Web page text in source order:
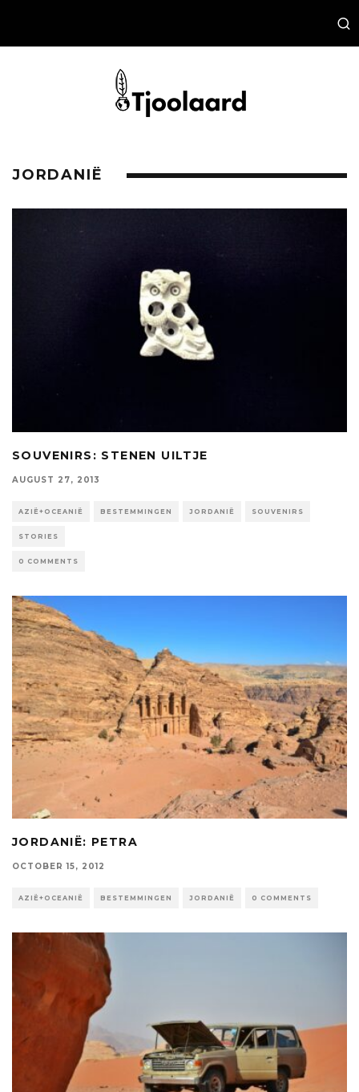
JORDANIË
SOUVENIRS: STENEN UILTJE
AUGUST 27, 2013
AZIË+OCEANIË BESTEMMINGEN JORDANIË SOUVENIRS
STORIES
0 COMMENTS
JORDANIË: PETRA
OCTOBER 15, 2012
AZIË+OCEANIË BESTEMMINGEN JORDANIË 0 COMMENTS